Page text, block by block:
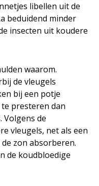
libellen uit de
beduidend minder
insecten uit koudere
waarom.
de vleugels
bij een potje
presteren dan
Volgens de
vleugels, net als een
zon absorberen.
de koudbloedige